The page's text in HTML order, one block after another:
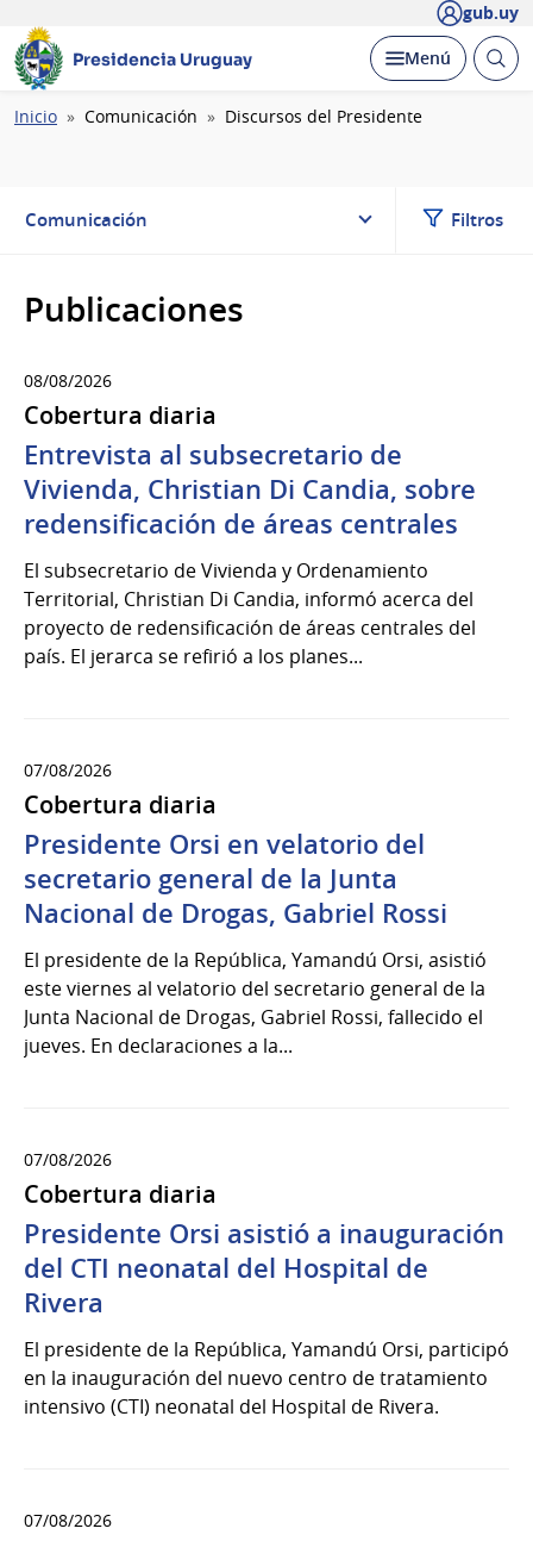
gub.uy
Presidencia Uruguay Desplegar
Menú Abrir
Ruta
Inicio Comunicación Discursos del Presidente
Comunicación Filtros
Publicaciones
08/08/2026
Cobertura diaria
Entrevista al subsecretario de
Vivienda, Christian Di Candia, sobre
redensificación de áreas centrales
El subsecretario de Vivienda y Ordenamiento
Territorial, Christian Di Candia, informó acerca del
proyecto de redensificación de áreas centrales del
país. El jerarca se refirió a los planes...
07/08/2026
Cobertura diaria
Presidente Orsi en velatorio del
secretario general de la Junta
Nacional de Drogas, Gabriel Rossi
El presidente de la República, Yamandú Orsi, asistió
este viernes al velatorio del secretario general de la
Junta Nacional de Drogas, Gabriel Rossi, fallecido el
jueves. En declaraciones a la...
07/08/2026
Cobertura diaria
Presidente Orsi asistió a inauguración
del CTI neonatal del Hospital de
Rivera
El presidente de la República, Yamandú Orsi, participó
en la inauguración del nuevo centro de tratamiento
intensivo (CTI) neonatal del Hospital de Rivera.
07/08/2026